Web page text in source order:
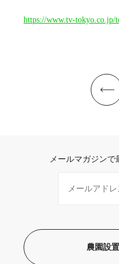
https://www.tv-tokyo.co.jp/
メールマガジンで
農園設